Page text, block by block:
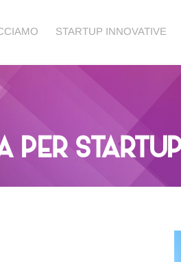
STARTUP INNOVATIVE